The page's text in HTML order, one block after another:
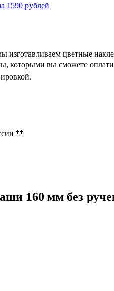
1590 рублей
цветные
которыми вы сможете
👬
160 мм без